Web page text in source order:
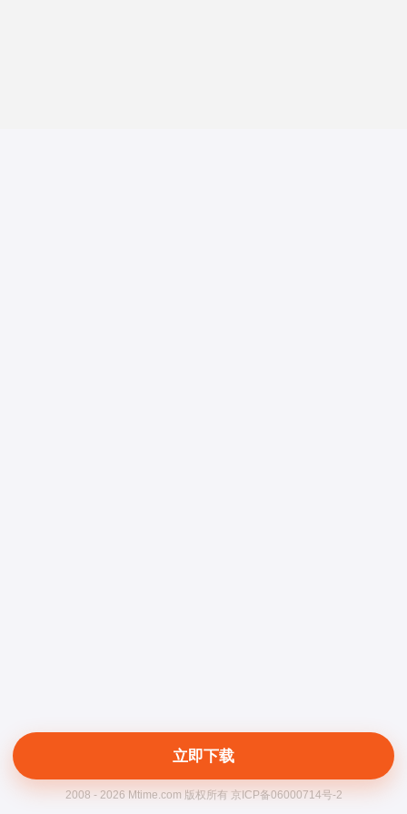
立即下载
2008 - 2026 Mtime.com 版权所有 京ICP备06000714号-2